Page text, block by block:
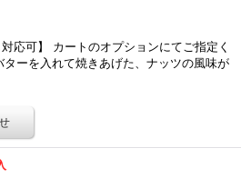
応可】 カートのオプションにてご指定く
ーを入れて焼きあげた、ナッツの風味が